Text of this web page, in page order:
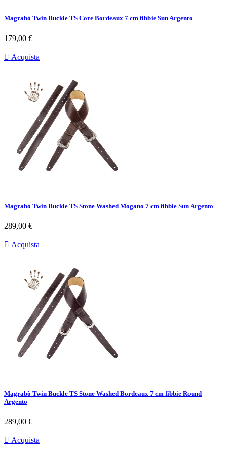
Magrabò Twin Buckle TS Core Bordeaux 7 cm fibbie Sun Argento
Prezzo
179,00 €
 Acquista
Magrabò Twin Buckle TS Stone Washed Mogano 7 cm fibbie Sun Argento
Prezzo
289,00 €
 Acquista
Magrabò Twin Buckle TS Stone Washed Bordeaux 7 cm fibbie Round
Argento
Prezzo
289,00 €
 Acquista